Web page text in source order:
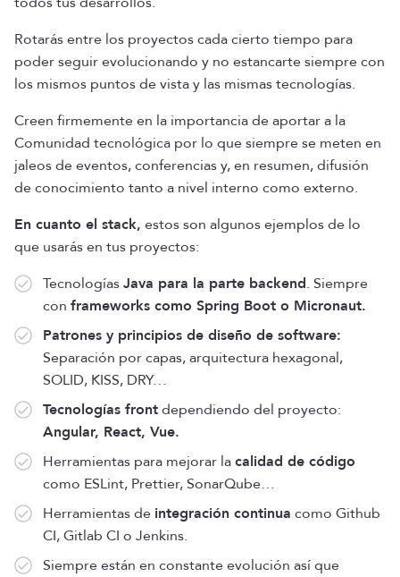
Rotarás entre los proyectos cada cierto tiempo para
poder seguir evolucionando y no estancarte siempre con
los mismos puntos de vista y las mismas tecnologías.
Creen firmemente en la importancia de aportar a la
Comunidad tecnológica por lo que siempre se meten en
jaleos de eventos, conferencias y, en resumen, difusión
de conocimiento tanto a nivel interno como externo.
En cuanto el stack, estos son algunos ejemplos de lo
que usarás en tus proyectos:
TecnologíasJava para la parte backend. Siempre
con frameworks como Spring Boot o Micronaut.
Patrones y principios de diseño de software:
Separación por capas, arquitectura hexagonal,
SOLID, KISS, DRY…
Tecnologías frontdependiendo del proyecto:
Angular, React, Vue.
Herramientas para mejorar lacalidad de código
como ESLint, Prettier, SonarQube…
Herramientas de integración continua como Github
CI, Gitlab CI o Jenkins.
Siempre están en constante evolución así que